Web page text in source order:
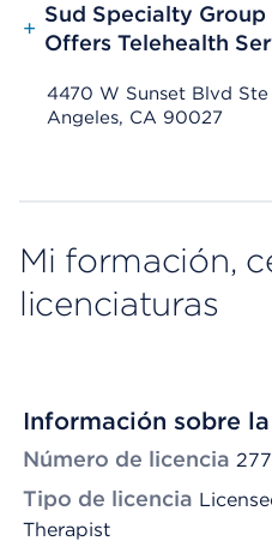
+
Sud Specialty
Offers Telehealth
4470 W Sunset Blvd Ste
Angeles, CA 90027
Mi formación,
licenciaturas
Información sobre
Número de licencia
Tipo de licencia
Therapist